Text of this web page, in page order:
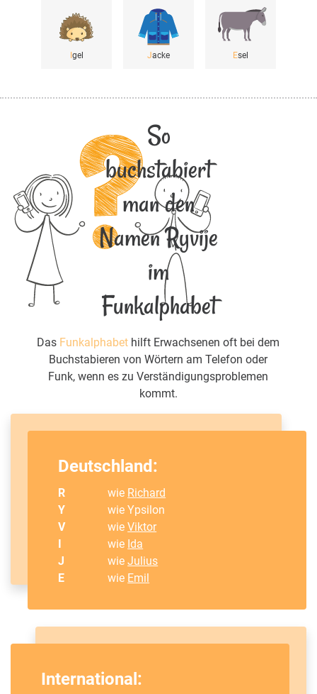
Igel Jacke Esel
So
buchstabiert
man den
Namen Ryvije
im
Funkalphabet
Das Funkalphabet hilft Erwachsenen oft bei dem
Buchstabieren von Wörtern am Telefon oder
Funk, wenn es zu Verständigungsproblemen
kommt.
Deutschland:
R wie Richard
Y
wie Ypsilon
V
wieViktor
wie Ida
J
wieJulius
E
wie Emil
International: